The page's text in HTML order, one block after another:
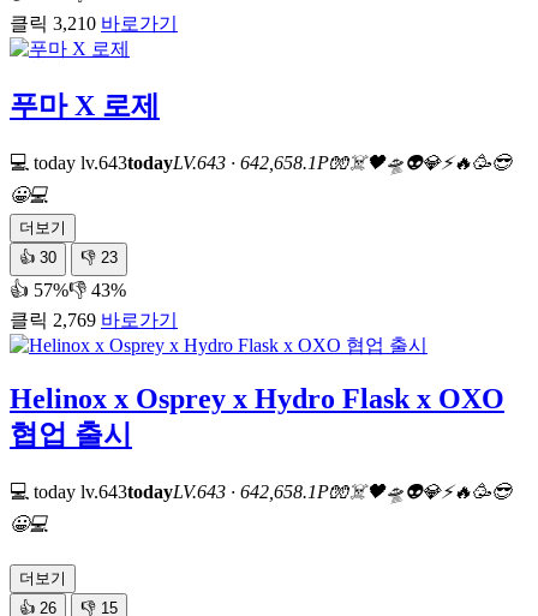
클릭 3,210 바로가기
푸마 X 로제
💻 today lv.643todayLV.643 · 642,658.1P🧤☠️🖤🛸👽💎⚡🔥🥳😎
😀💻
더보기
👍 30 👎 23
👍 57%👎 43%
클릭 2,769 바로가기
Helinox x Osprey x Hydro Flask x OXO
협업 출시
💻 today lv.643todayLV.643 · 642,658.1P🧤☠️🖤🛸👽💎⚡🔥🥳😎
😀💻
더보기
👍 26 👎 15